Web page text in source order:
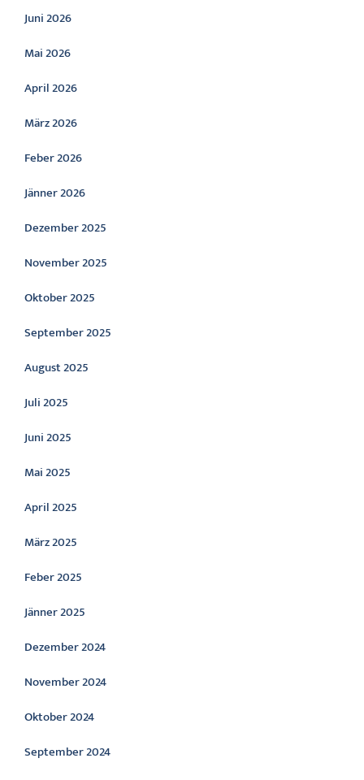
Juni 2026
Mai 2026
April 2026
März 2026
Feber 2026
Jänner 2026
Dezember 2025
November 2025
Oktober 2025
September 2025
August 2025
Juli 2025
Juni 2025
Mai 2025
April 2025
März 2025
Feber 2025
Jänner 2025
Dezember 2024
November 2024
Oktober 2024
September 2024